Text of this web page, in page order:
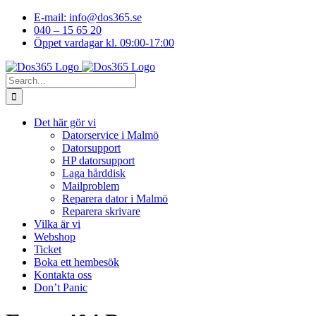
Skip
content
E-mail: info@dos365.se
040 – 15 65 20
Öppet vardagar kl. 09:00-17:00
Facebook
YouTube
LinkedIn
Instagram
Search
for:
Det här gör vi
Datorservice i Malmö
Datorsupport
HP datorsupport
Laga hårddisk
Mailproblem
Reparera dator i Malmö
Reparera skrivare
Vilka är vi
Webshop
Ticket
Boka ett hembesök
Kontakta oss
Don’t Panic